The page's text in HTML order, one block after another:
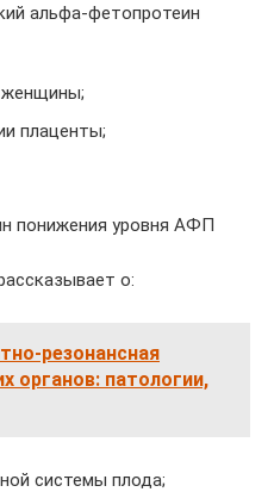
альфа-фетопротеин
женщины;
плаценты;
понижения уровня АФП
о:
резонансная
органов: патологии,
системы плода;